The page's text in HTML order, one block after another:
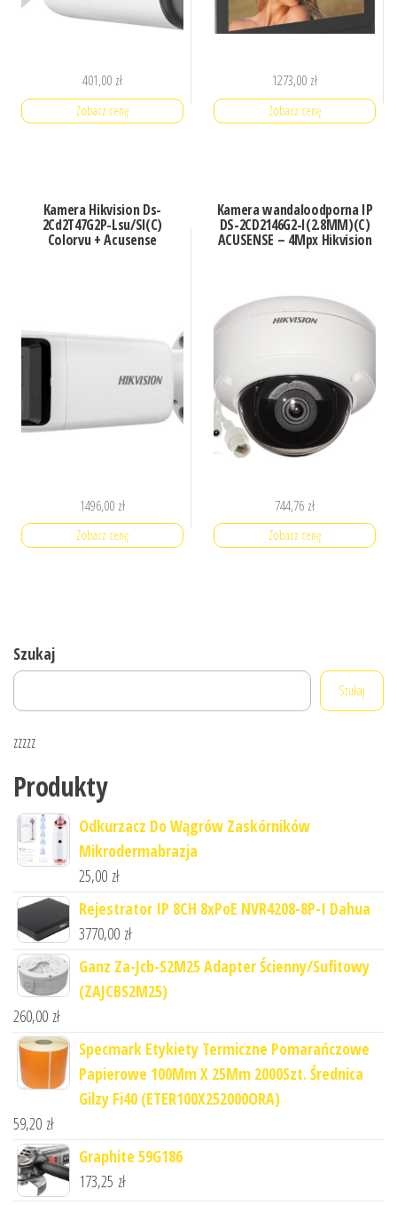
401,00 zł
Zobacz cenę
1273,00 zł
Zobacz cenę
Kamera Hikvision Ds-
2Cd2T47G2P-Lsu/Sl(C)
Colorvu + Acusense
1496,00 zł
Zobacz cenę
Kamera wandaloodporna IP
DS-2CD2146G2-I(2.8MM)(C)
ACUSENSE – 4Mpx Hikvision
744,76 zł
Zobacz cenę
Szukaj
Szukaj
zzzzz
Produkty
Odkurzacz Do Wągrów Zaskórników
Mikrodermabrazja
25,00 zł
Rejestrator IP 8CH 8xPoE NVR4208-8P-I Dahua
3770,00 zł
Ganz Za-Jcb-S2M25 Adapter Ścienny/Sufitowy
(ZAJCBS2M25)
260,00 zł
Specmark Etykiety Termiczne Pomarańczowe
Papierowe 100Mm X 25Mm 2000Szt. Średnica
Gilzy Fi40 (ETER100X252000ORA)
59,20 zł
Graphite 59G186
173,25 zł